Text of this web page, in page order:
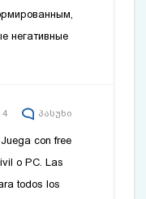
негативные
პასუხი
con free
o PC. Las
todos los